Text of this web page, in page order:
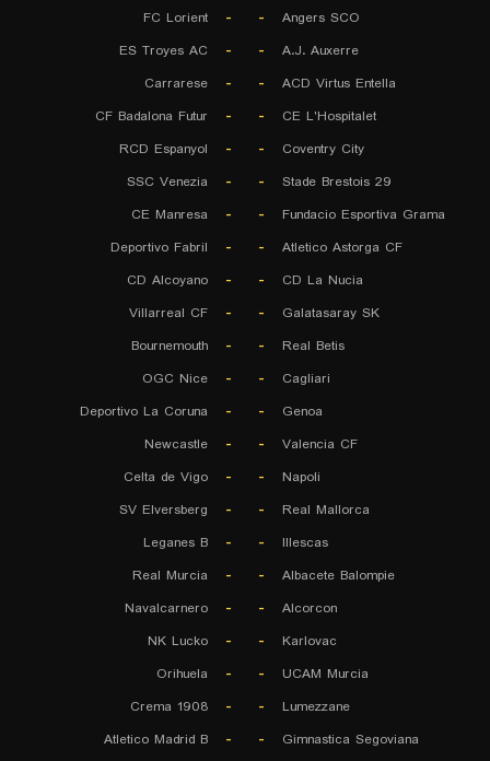
Angers SCO
-
-
FC Lorient
A.J. Auxerre
-
-
ES Troyes AC
ACD Virtus Entella
-
-
Carrarese
CE L'Hospitalet
-
-
CF Badalona Futur
Coventry City
-
-
RCD Espanyol
Stade Brestois 29
-
-
SSC Venezia
Fundacio Esportiva Grama
-
-
CE Manresa
Atletico Astorga CF
-
-
Deportivo Fabril
CD La Nucia
-
-
CD Alcoyano
Galatasaray SK
-
-
Villarreal CF
Real Betis
-
-
Bournemouth
Cagliari
-
-
OGC Nice
Genoa
-
-
Deportivo La Coruna
Valencia CF
-
-
Newcastle
Napoli
-
-
Celta de Vigo
Real Mallorca
-
-
SV Elversberg
Illescas
-
-
Leganes B
Albacete Balompie
-
-
Real Murcia
Alcorcon
-
-
Navalcarnero
Karlovac
-
-
NK Lucko
UCAM Murcia
-
-
Orihuela
Lumezzane
-
-
Crema 1908
Gimnastica Segoviana
-
-
Atletico Madrid B